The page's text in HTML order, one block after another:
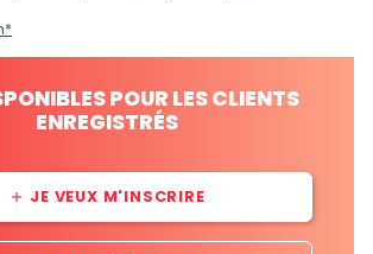
POUR LES CLIENTS
ENREGISTRÉS
add JE VEUX M'INSCRIRE